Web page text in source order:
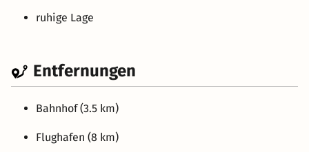
ruhige Lage
Entfernungen
Bahnhof (3.5 km)
Flughafen (8 km)